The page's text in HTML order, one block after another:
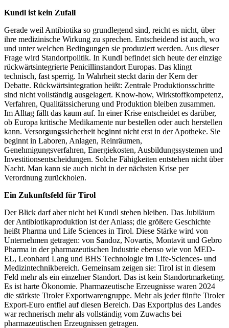
Kundl ist kein Zufall
Gerade weil Antibiotika so grundlegend sind, reicht es nicht, über
ihre medizinische Wirkung zu sprechen. Entscheidend ist auch, wo
und unter welchen Bedingungen sie produziert werden. Aus dieser
Frage wird Standortpolitik. In Kundl befindet sich heute der einzige
rückwärtsintegrierte Penicillinstandort Europas. Das klingt
technisch, fast sperrig. In Wahrheit steckt darin der Kern der
Debatte. Rückwärtsintegration heißt: Zentrale Produktionsschritte
sind nicht vollständig ausgelagert. Know-how, Wirkstoffkompetenz,
Verfahren, Qualitätssicherung und Produktion bleiben zusammen.
Im Alltag fällt das kaum auf. In einer Krise entscheidet es darüber,
ob Europa kritische Medikamente nur bestellen oder auch herstellen
kann. Versorgungssicherheit beginnt nicht erst in der Apotheke. Sie
beginnt in Laboren, Anlagen, Reinräumen,
Genehmigungsverfahren, Energiekosten, Ausbildungssystemen und
Investitionsentscheidungen. Solche Fähigkeiten entstehen nicht über
Nacht. Man kann sie auch nicht in der nächsten Krise per
Verordnung zurückholen.
Ein Zukunftsfeld für Tirol
Der Blick darf aber nicht bei Kundl stehen bleiben. Das Jubiläum
der Antibiotikaproduktion ist der Anlass; die größere Geschichte
heißt Pharma und Life Sciences in Tirol. Diese Stärke wird von
Unternehmen getragen: von Sandoz, Novartis, Montavit und Gebro
Pharma in der pharmazeutischen Industrie ebenso wie von MED-
EL, Leonhard Lang und BHS Technologie im Life-Sciences- und
Medizintechnikbereich. Gemeinsam zeigen sie: Tirol ist in diesem
Feld mehr als ein einzelner Standort. Das ist kein Standortmarketing.
Es ist harte Ökonomie. Pharmazeutische Erzeugnisse waren 2024
die stärkste Tiroler Exportwarengruppe. Mehr als jeder fünfte Tiroler
Export-Euro entfiel auf diesen Bereich. Das Exportplus des Landes
war rechnerisch mehr als vollständig vom Zuwachs bei
pharmazeutischen Erzeugnissen getragen.